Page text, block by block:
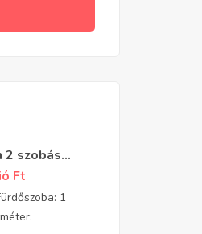
2 szobás
eladó
Ft
1